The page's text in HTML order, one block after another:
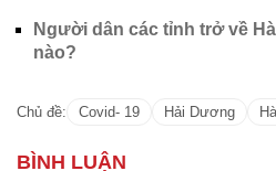
Người dân các tỉnh trở về
nào?
Chủ đề: Covid- 19 Hải Dương